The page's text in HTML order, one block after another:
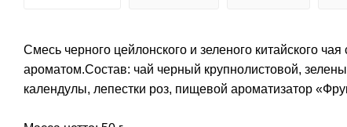
Смесь черного цейлонского и зеленого китайского
ароматом.Состав: чай черный крупнолистовой,
календулы, лепестки роз, пищевой ароматизатор